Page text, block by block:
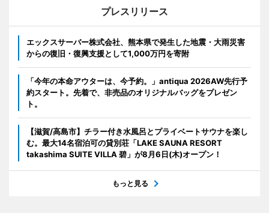
プレスリリース
エックスサーバー株式会社、熊本県で発生した地震・大雨災害
からの復旧・復興支援として1,000万円を寄附
「今年の本命アウターは、今予約。」antiqua 2026AW先行予
約スタート。先着で、非売品のオリジナルバッグをプレゼン
ト。
【滋賀/高島市】チラー付き水風呂とプライベートサウナを楽し
む。最大14名宿泊可の貸別荘「LAKE SAUNA RESORT
takashima SUITE VILLA 碧」が8月6日(木)オープン！
もっと見る